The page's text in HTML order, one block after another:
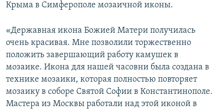
Крыма в Симферополе мозаичной иконы.
«Державная икона Божией Матери получилась
очень красивая. Мне позволили торжественно
положить завершающий работу камушек в
мозаике. Икона для нашей часовни была создана в
технике мозаики, которая полностью повторяет
мозаику в соборе Святой Софии в Константинополе.
Мастера из Москвы работали над этой иконой в